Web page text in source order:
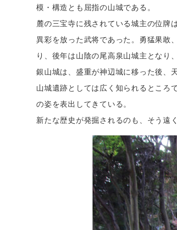
模・構造とも屈指の山城である。
麓の三宝寺に残されている城主の位牌
異彩を放った武将であった。勇猛果敢
り、後年は山陰の尾高泉山城主となり
銀山城は、盛重が神辺城に移った後、
山城遺跡としては広く知られるところ
の姿を表出してきている。
新たな歴史が発掘されるのも、そう遠